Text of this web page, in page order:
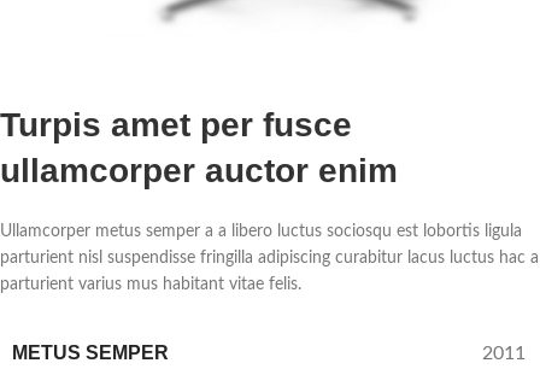
Turpis amet per fusce
ullamcorper auctor enim
Ullamcorper metus semper a a libero luctus sociosqu est lobortis ligula
parturient nisl suspendisse fringilla adipiscing curabitur lacus luctus hac a
parturient varius mus habitant vitae felis.
METUS SEMPER 2011